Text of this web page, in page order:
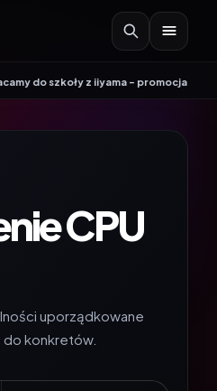
szkoły z iiyama – promocja Back to
CPU
uporządkowane
konkretów.